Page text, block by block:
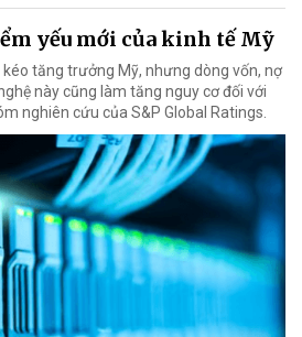
yếu mới của kinh tế Mỹ
tăng trưởng Mỹ, nhưng dòng vốn, nợ
này cũng làm tăng nguy cơ đối với
nghiên cứu của S&P Global Ratings.